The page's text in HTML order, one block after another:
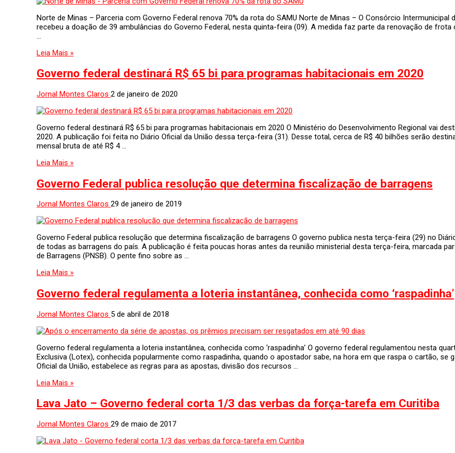
Norte de Minas – Parceria com Governo Federal renova 70% da rota do SAMU Norte de Minas – O Consórcio Intermunicipal
recebeu a doação de 39 ambulâncias do Governo Federal, nesta quinta-feira (09). A medida faz parte da renovação de
Leia Mais »
Governo federal destinará R$ 65 bi para programas habitacionais em 2020
Jornal Montes Claros 2 de janeiro de 2020
Governo federal destinará R$ 65 bi para programas habitacionais em 2020 O Ministério do Desenvolvimento Regional vai
2020. A publicação foi feita no Diário Oficial da União dessa terça-feira (31). Desse total, cerca de R$ 40 bilhões serão
mensal bruta de até R$ 4 …
Leia Mais »
Governo Federal publica resolução que determina fiscalização de barragens
Jornal Montes Claros 29 de janeiro de 2019
Governo Federal publica resolução que determina fiscalização de barragens O governo publica nesta terça-feira (29) no
de todas as barragens do país. A publicação é feita poucas horas antes da reunião ministerial desta terça-feira, marcada
de Barragens (PNSB). O pente fino sobre as …
Leia Mais »
Governo federal regulamenta a loteria instantânea, conhecida como ‘raspadinha’
Jornal Montes Claros 5 de abril de 2018
Governo federal regulamenta a loteria instantânea, conhecida como ‘raspadinha’ O governo federal regulamentou nesta
Exclusiva (Lotex), conhecida popularmente como raspadinha, quando o apostador sabe, na hora em que raspa o cartão,
Oficial da União, estabelece as regras para as apostas, divisão dos recursos …
Leia Mais »
Lava Jato – Governo federal corta 1/3 das verbas da força-tarefa em Curitiba
Jornal Montes Claros 29 de maio de 2017